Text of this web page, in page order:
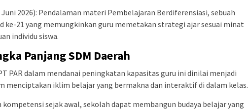
2026): Pendalaman materi Pembelajaran Berdiferensiasi, sebuah
ke-21 yang memungkinkan guru memetakan strategi ajar sesuai minat
individu siswa.
Panjang SDM Daerah
PAR dalam mendanai peningkatan kapasitas guru ini dinilai menjadi
menciptakan iklim belajar yang bermakna dan interaktif di dalam kelas.
kompetensi sejak awal, sekolah dapat membangun budaya belajar yang